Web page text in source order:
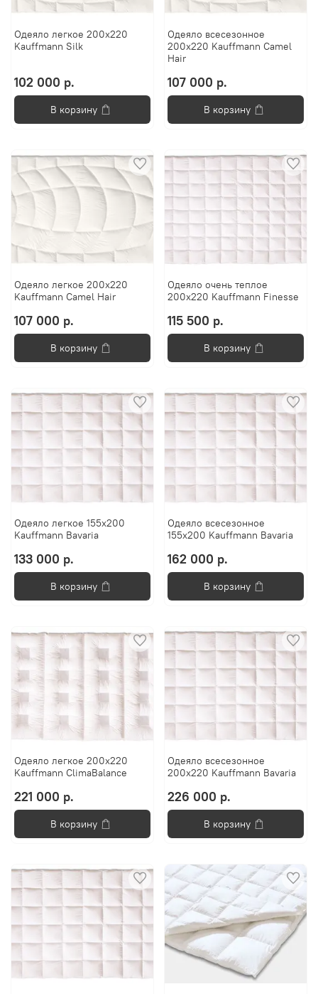
Одеяло легкое 200х220
Kauffmann Silk
102 000 р.
В корзину
Одеяло всесезонное
200х220 Kauffmann Camel
Hair
107 000 р.
В корзину
Одеяло легкое 200х220
Kauffmann Camel Hair
107 000 р.
В корзину
Одеяло очень теплое
200х220 Kauffmann Finesse
115 500 р.
В корзину
Одеяло легкое 155х200
Kauffmann Bavaria
133 000 р.
В корзину
Одеяло всесезонное
155х200 Kauffmann Bavaria
162 000 р.
В корзину
Одеяло легкое 200х220
Kauffmann ClimaBalance
221 000 р.
В корзину
Одеяло всесезонное
200х220 Kauffmann Bavaria
226 000 р.
В корзину